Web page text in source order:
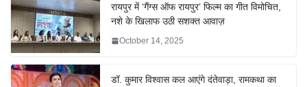
रायपुर में ‘गैंग्स ऑफ रायपुर’ फिल्म का गीत विमोचित,
नशे के खिलाफ उठी सशक्त आवाज़
October 14, 2025
डॉ. कुमार विश्वास कल आएंगे दंतेवाड़ा, रामकथा का